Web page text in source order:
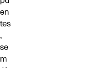
en
tes
,
se
m